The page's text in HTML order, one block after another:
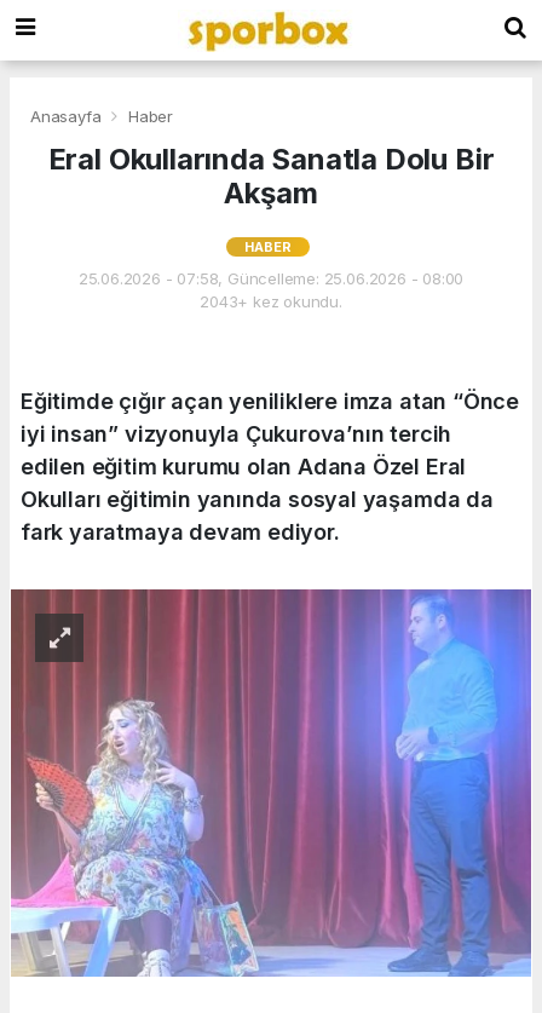
Anasayfa Haber
Eral Okullarında Sanatla Dolu Bir
Akşam
HABER
25.06.2026 - 07:58, Güncelleme: 25.06.2026 - 08:00
2043+ kez okundu.
Eğitimde çığır açan yeniliklere imza atan “Önce
iyi insan” vizyonuyla Çukurova’nın tercih
edilen eğitim kurumu olan Adana Özel Eral
Okulları eğitimin yanında sosyal yaşamda da
fark yaratmaya devam ediyor.